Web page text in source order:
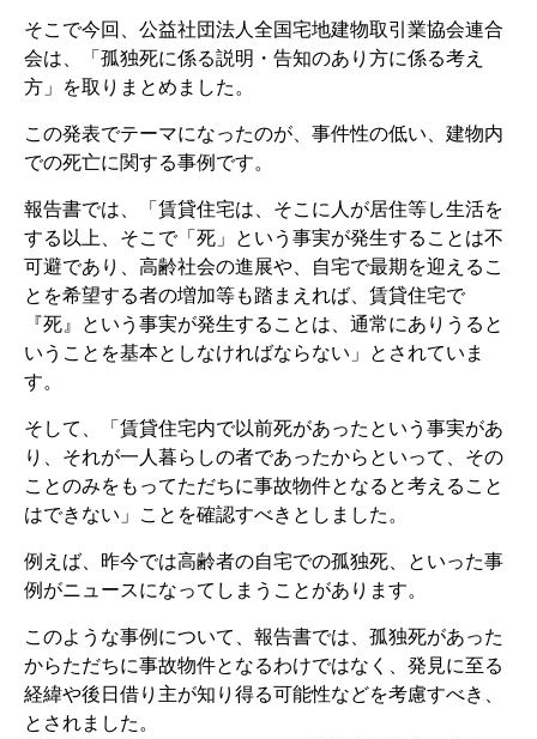
そこで今回、公益社団法人全国宅地建物取引業協会連合
会は、「孤独死に係る説明・告知のあり方に係る考え
方」を取りまとめました。
この発表でテーマになったのが、事件性の低い、建物内
での死亡に関する事例です。
報告書では、「賃貸住宅は、そこに人が居住等し生活を
する以上、そこで「死」という事実が発生することは不
可避であり、高齢社会の進展や、自宅で最期を迎えるこ
とを希望する者の増加等も踏まえれば、賃貸住宅で
『死』という事実が発生することは、通常にありうると
いうことを基本としなければならない」とされていま
す。
そして、「賃貸住宅内で以前死があったという事実があ
り、それが一人暮らしの者であったからといって、その
ことのみをもってただちに事故物件となると考えること
はできない」ことを確認すべきとしました。
例えば、昨今では高齢者の自宅での孤独死、といった事
例がニュースになってしまうことがあります。
このような事例について、報告書では、孤独死があった
からただちに事故物件となるわけではなく、発見に至る
経緯や後日借り主が知り得る可能性などを考慮すべき、
とされました。